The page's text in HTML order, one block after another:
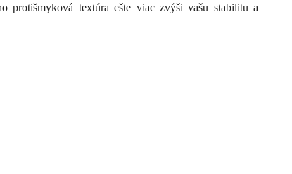
protišmyková textúra ešte viac zvýši vašu stabilitu a